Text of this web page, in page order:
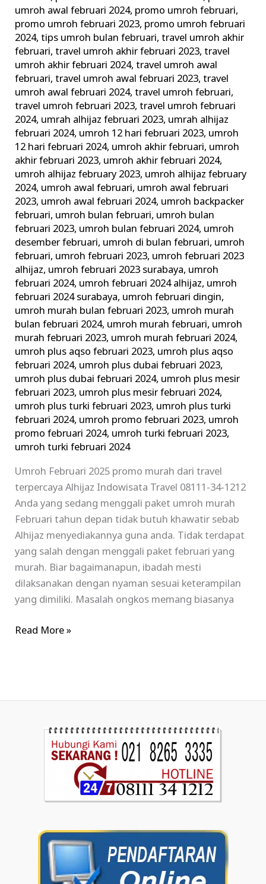
umroh awal februari 2024, promo umroh februari,
promo umroh februari 2023, promo umroh februari
2024,tips umroh bulan februari,travel umroh akhir
februari,travel umroh akhir februari 2023,travel
umroh akhir februari 2024,travel umroh awal
februari,travel umroh awal februari 2023,travel
umroh awal februari 2024,travel umroh februari,
travel umroh februari 2023,travel umroh februari
2024, umrah alhijaz februari 2023, umrah alhijaz
februari 2024, umroh 12 hari februari 2023, umroh
12 hari februari 2024, umroh akhir februari, umroh
akhir februari 2023, umroh akhir februari 2024,
umroh alhijaz february 2023, umroh alhijaz february
2024, umroh awal februari, umroh awal februari
2023, umroh awal februari 2024, umroh backpacker
februari, umroh bulan februari, umroh bulan
februari 2023, umroh bulan februari 2024, umroh
desember februari, umroh di bulan februari, umroh
februari, umroh februari 2023, umroh februari 2023
alhijaz, umroh februari 2023 surabaya, umroh
februari 2024, umroh februari 2024 alhijaz, umroh
februari 2024 surabaya, umroh februari dingin,
umroh murah bulan februari 2023, umroh murah
bulan februari 2024, umroh murah februari, umroh
murah februari 2023, umroh murah februari 2024,
umroh plus aqso februari 2023, umroh plus aqso
februari 2024, umroh plus dubai februari 2023,
umroh plus dubai februari 2024, umroh plus mesir
februari 2023, umroh plus mesir februari 2024,
umroh plus turki februari 2023, umroh plus turki
februari 2024, umroh promo februari 2023, umroh
promo februari 2024, umroh turki februari 2023,
umroh turki februari 2024
Umroh Februari 2025 promo murah dari travel
terpercaya Alhijaz Indowisata Travel 08111-34-1212
Anda yang sedang menggali paket umroh murah
Februari tahun depan tidak butuh khawatir sebab
Alhijaz menyediakannya guna anda. Tidak terdapat
yang salah dengan menggali paket februari yang
murah. Biar bagaimanapun, ibadah mesti
dilaksanakan dengan nyaman sesuai keterampilan
yang dimiliki. Masalah ongkos memang biasanya
Read More »